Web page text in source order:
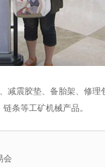
震胶垫、备胎架、修理
链条等工矿机械产品。
会